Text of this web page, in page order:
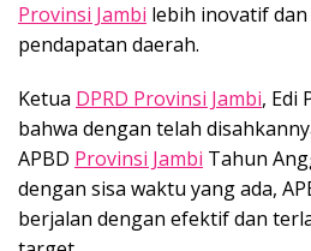
Provinsi Jambi lebih inovatif
pendapatan daerah.
Ketua DPRD Provinsi Jambi, Edi
bahwa dengan telah
APBD Provinsi Jambi Tahun
dengan sisa waktu yang ada,
berjalan dengan efektif dan